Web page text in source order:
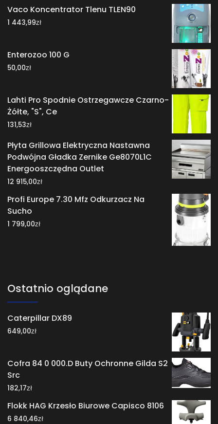
Vaco Koncentrator Tlenu TLEN90
1 443,99zł
Enterozoo 100 G
50,00zł
Lahti Pro Spodnie Ostrzegawcze Czarno-
Żółte, "S", Ce
131,53zł
Płyta Grillowa Elektryczna Nastawna
Podwójna Gładka Zernike Ge8070L1C
Energooszczędna Outlet
12 915,00zł
Profi Europe 7.30 Mfz Odkurzacz Na
Sucho
1 799,00zł
Ostatnio oglądane
Caterpillar DX89
649,00zł
Cofra 84 0 000.D Buty Ochronne Gilda S2
Src
182,17zł
Flokk HAG Krzesło Biurowe Capisco 8106
6 840,46zł